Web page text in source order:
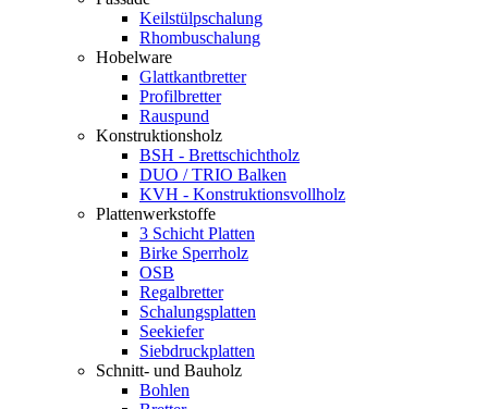
Keilstülpschalung
Rhombuschalung
Hobelware
Glattkantbretter
Profilbretter
Rauspund
Konstruktionsholz
BSH - Brettschichtholz
DUO / TRIO Balken
KVH - Konstruktionsvollholz
Plattenwerkstoffe
3 Schicht Platten
Birke Sperrholz
OSB
Regalbretter
Schalungsplatten
Seekiefer
Siebdruckplatten
Schnitt- und Bauholz
Bohlen